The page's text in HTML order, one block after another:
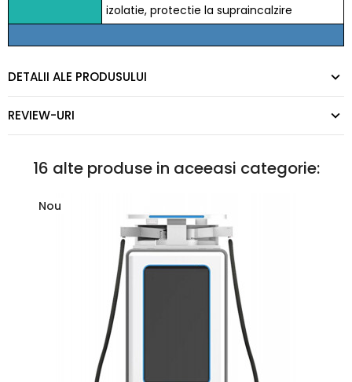
izolatie, protectie la supraincalzire
DETALII ALE PRODUSULUI
REVIEW-URI
16 alte produse in aceeasi categorie:
Nou